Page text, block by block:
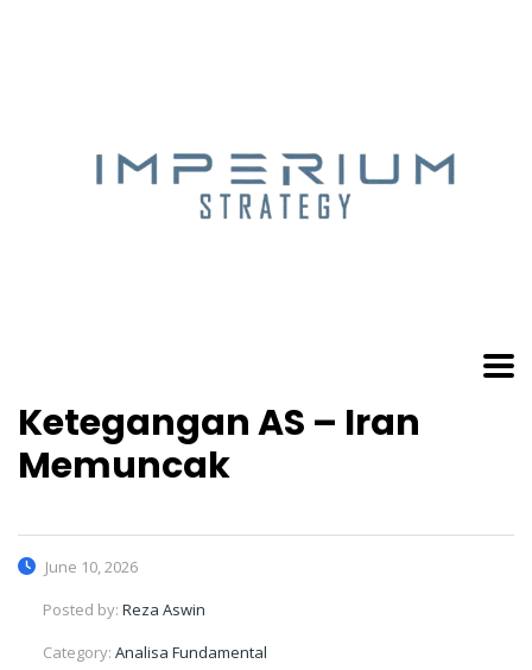
Ketegangan AS – Iran
Memuncak
June 10, 2026
Posted by: Reza Aswin
Category: Analisa Fundamental